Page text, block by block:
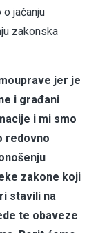
jačanju
zakonska
jer je
i građani
i mi smo
redovno
zakone koji
stavili na
te obaveze